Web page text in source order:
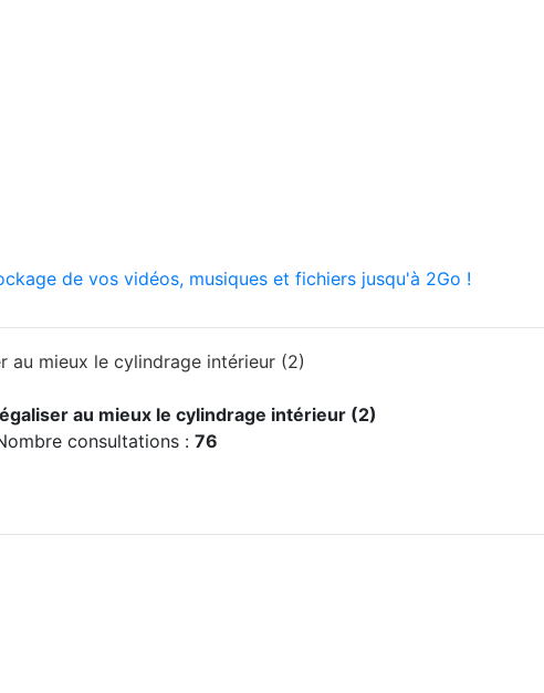
de vos vidéos, musiques et fichiers jusqu'à 2Go !
au mieux le cylindrage intérieur (2)
consultations : 76